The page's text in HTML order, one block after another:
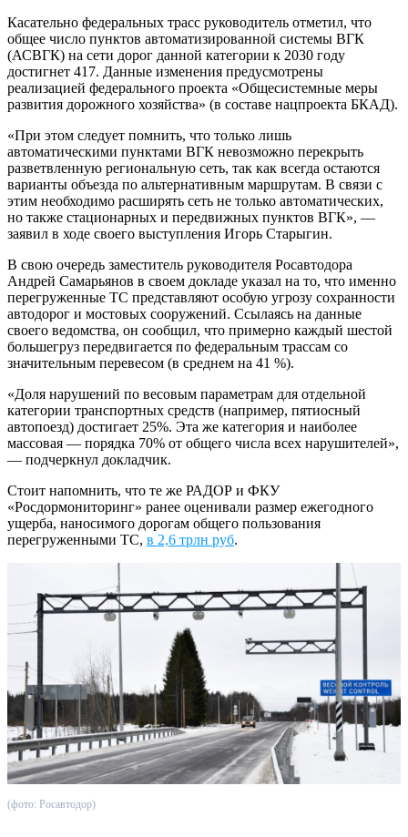
Касательно федеральных трасс руководитель отметил, что
общее число пунктов автоматизированной системы ВГК
(АСВГК) на сети дорог данной категории к 2030 году
достигнет 417. Данные изменения предусмотрены
реализацией федерального проекта «Общесистемные меры
развития дорожного хозяйства» (в составе нацпроекта БКАД).
«При этом следует помнить, что только лишь
автоматическими пунктами ВГК невозможно перекрыть
разветвленную региональную сеть, так как всегда остаются
варианты объезда по альтернативным маршрутам. В связи с
этим необходимо расширять сеть не только автоматических,
но также стационарных и передвижных пунктов ВГК», —
заявил в ходе своего выступления Игорь Старыгин.
В свою очередь заместитель руководителя Росавтодора
Андрей Самарьянов в своем докладе указал на то, что именно
перегруженные ТС представляют особую угрозу сохранности
автодорог и мостовых сооружений. Ссылаясь на данные
своего ведомства, он сообщил, что примерно каждый шестой
большегруз передвигается по федеральным трассам со
значительным перевесом (в среднем на 41 %).
«Доля нарушений по весовым параметрам для отдельной
категории транспортных средств (например, пятиосный
автопоезд) достигает 25%. Эта же категория и наиболее
массовая — порядка 70% от общего числа всех нарушителей»,
— подчеркнул докладчик.
Стоит напомнить, что те же РАДОР и ФКУ
«Росдормониторинг» ранее оценивали размер ежегодного
ущерба, наносимого дорогам общего пользования
перегруженными ТС, в 2,6 трлн руб.
(фото: Росавтодор)